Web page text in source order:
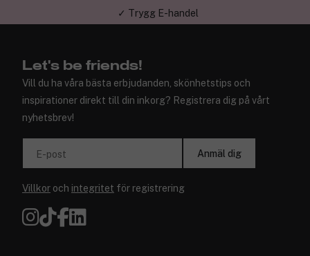
✓ Trygg E-handel
Let's be friends!
Vill du ha våra bästa erbjudanden, skönhetstips och
inspirationer direkt till din inkorg? Registrera dig på vårt
nyhetsbrev!
E-post Anmäl dig
Villkor och integritet för registrering